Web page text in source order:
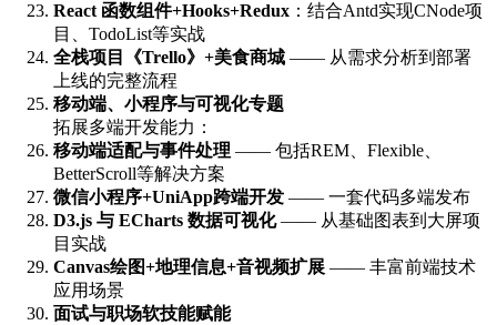
React 函数组件+Hooks+Redux ：结合Antd实现CNode项
目、TodoList等实战
全栈项目《Trello》+美食商城 —— 从需求分析到部署
上线的完整流程
移动端、小程序与可视化专题
拓展多端开发能力：
移动端适配与事件处理 —— 包括REM、Flexible、
BetterScroll等解决方案
微信小程序+UniApp跨端开发 —— 一套代码多端发布
D3.js 与 ECharts 数据可视化—— 从基础图表到大屏项
目实战
Canvas绘图+地理信息+音视频扩展 —— 丰富前端技术
应用场景
面试与职场软技能赋能